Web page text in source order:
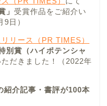
」 受賞作品をご紹介い
日）
リース（PR TIMES）
別賞（ハイポテンシャ
だきました！（2022年
紹介記事・書評が100本